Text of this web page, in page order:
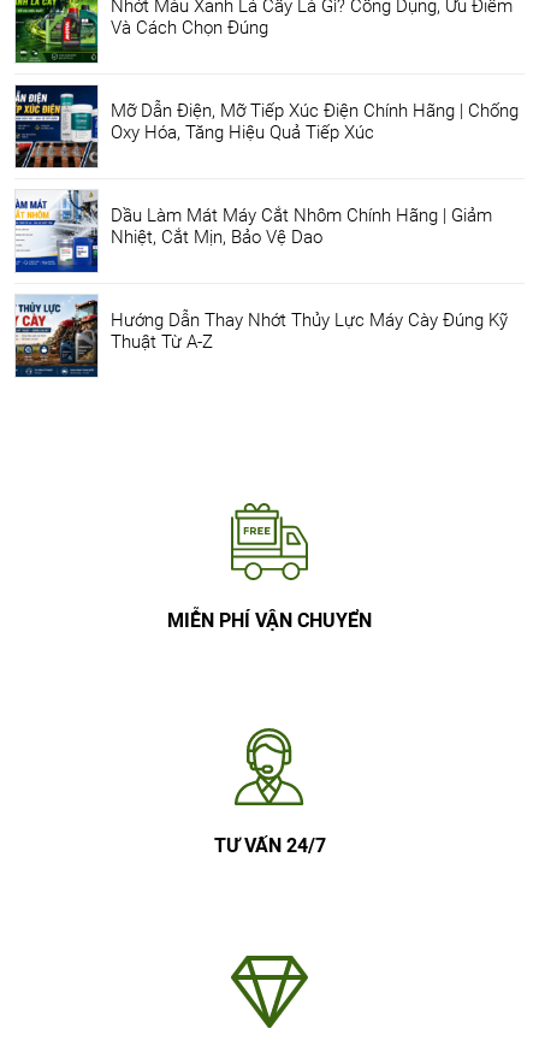
Nhớt Màu Xanh Lá Cây Là Gì? Công Dụng, Ưu Điểm
Và Cách Chọn Đúng
Mỡ Dẫn Điện, Mỡ Tiếp Xúc Điện Chính Hãng | Chống
Oxy Hóa, Tăng Hiệu Quả Tiếp Xúc
Dầu Làm Mát Máy Cắt Nhôm Chính Hãng | Giảm
Nhiệt, Cắt Mịn, Bảo Vệ Dao
Hướng Dẫn Thay Nhớt Thủy Lực Máy Cày Đúng Kỹ
Thuật Từ A-Z
MIỄN PHÍ VẬN CHUYỂN
TƯ VẤN 24/7